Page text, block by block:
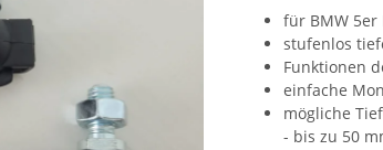
für BMW
stufenlos
Funktionen
einfache
mögliche
- bis zu 50